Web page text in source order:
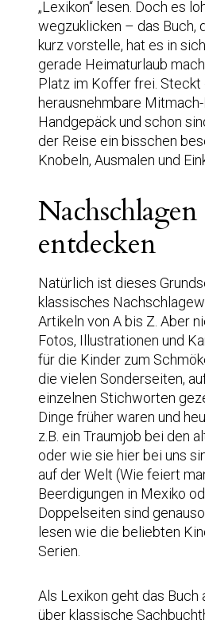
„Lexikon“ lesen. Doch es
wegzuklicken – das Buch,
kurz vorstelle, hat es in
gerade Heimaturlaub
Platz im Koffer frei. Steckt
herausnehmbare
Handgepäck und schon
der Reise ein bisschen
Knobeln, Ausmalen und
entdecken
Natürlich ist dieses
klassisches
Artikeln von A bis Z. Aber
Fotos, Illustrationen und
für die Kinder zum
die vielen Sonderseiten,
einzelnen Stichworten
Dinge früher waren und
z.B. ein Traumjob bei den
oder wie sie hier bei uns
auf der Welt (Wie feiert
Beerdigungen in Mexiko
Doppelseiten sind
lesen wie die beliebten
Serien.
Als Lexikon geht das Buch
über klassische